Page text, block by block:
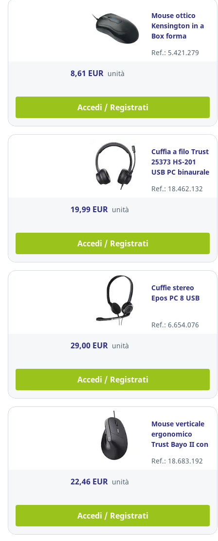
Mouse ottico
Kensington in a
Box forma
ambidestra
Ref.: 5.421.279
8,61 EUR unità
Accedi / Registrati
Cuffia a filo Trust
25373 HS-201
USB PC binaurale
Ref.: 18.462.132
19,99 EUR unità
Accedi / Registrati
Cuffie stereo
Epos PC 8 USB
Ref.: 6.654.076
29,00 EUR unità
Accedi / Registrati
Mouse verticale
ergonomico
Trust Bayo II con
Ref.: 18.683.192
22,46 EUR unità
Accedi / Registrati